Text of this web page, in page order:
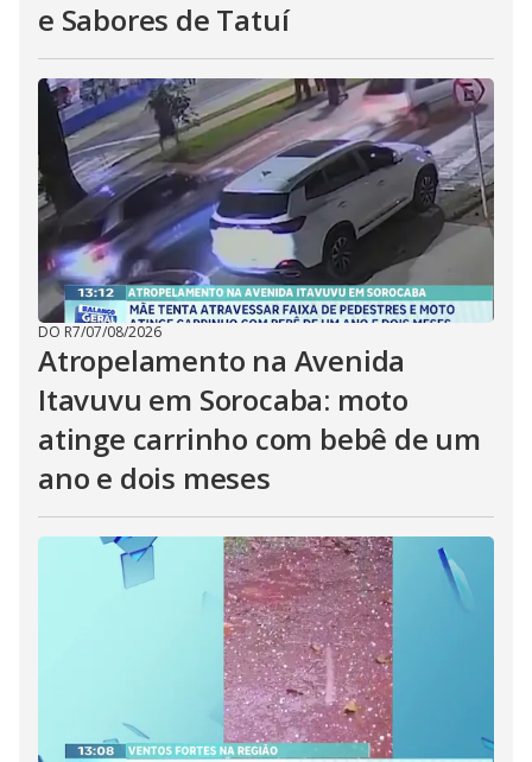
e Sabores de Tatuí
DO R7/07/08/2026
Atropelamento na Avenida
Itavuvu em Sorocaba: moto
atinge carrinho com bebê de um
ano e dois meses